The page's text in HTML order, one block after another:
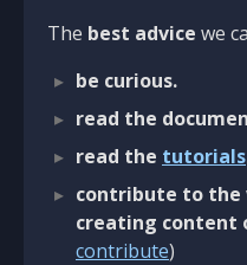
The best advice we
be curious.
read the
read the tutorials
contribute to
creating content
contribute)